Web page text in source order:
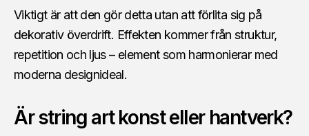
Viktigt är att den gör detta utan att förlita sig på
dekorativ överdrift. Effekten kommer från struktur,
repetition och ljus – element som harmonierar med
moderna designideal.
Är string art konst eller hantverk?